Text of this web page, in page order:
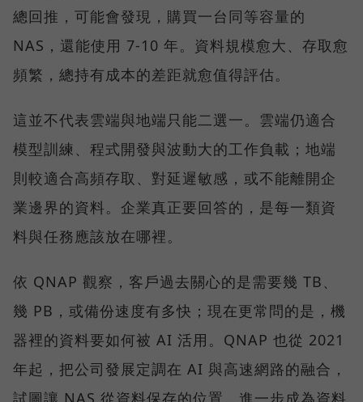
總回推，可能會發現，購買一台同等容量的
NAS，還能使用 7-10 年。資料規模愈大、存取愈
頻繁，總持有成本的差距就愈值得評估。
這並不代表雲端與地端只能二選一。雲端仍適合
模型訓練、程式開發與波動大的工作負載；地端
則較適合高頻存取、對延遲敏感，或不能離開企
業邊界的資料。企業真正要回答的，是每一類資
料與任務應該放在哪裡。
依 QNAP 觀察，客戶過去關心的是需要幾 TB、
幾 PB，或備份速度有多快；現在更常問的是，機
器裡的資料要如何被 AI 活用。QNAP 也從 2021
年起，把公司發展定調在 AI 與高速網路的融合，